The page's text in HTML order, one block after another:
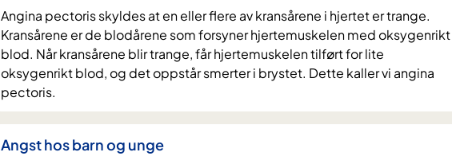
Angina pectoris skyldes at en eller flere av kransårene i hjertet er trange.
Kransårene er de blodårene som forsyner hjertemuskelen med oksygenrikt
blod. Når kransårene blir trange, får hjertemuskelen tilført for lite
oksygenrikt blod, og det oppstår smerter i brystet. Dette kaller vi angina
pectoris.
Angst hos barn og unge